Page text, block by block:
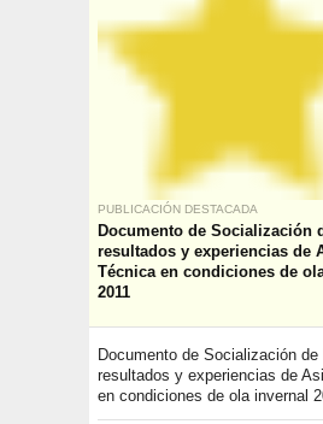
PUBLICACIÓN DESTACADA
Documento de Socialización
resultados y experiencias de
Técnica en condiciones de
2011
Documento de Socialización
resultados y experiencias de
en condiciones de ola invernal